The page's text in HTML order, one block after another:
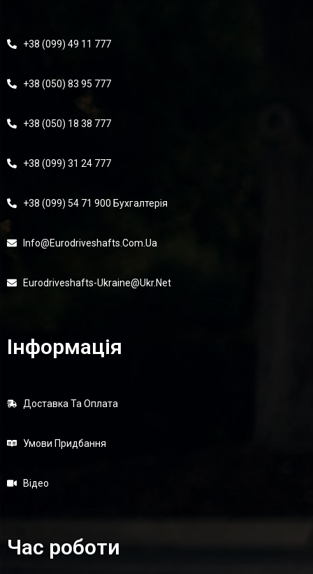
+38 (099) 49 11 777
+38 (050) 83 95 777
+38 (050) 18 38 777
+38 (099) 31 24 777
+38 (099) 54 71 900 Бухгалтерія
Info@eurodriveshafts.com.ua
Eurodriveshafts-Ukraine@ukr.net
Інформація
Доставка Та Оплата
Умови Придбання
Відео
Час роботи